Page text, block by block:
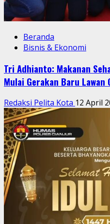
Beranda
Bisnis & Ekonomi
Tri Adhianto: Makanan
Mulai Gerakan Baru Lawan
Redaksi Pelita Kota 12 April